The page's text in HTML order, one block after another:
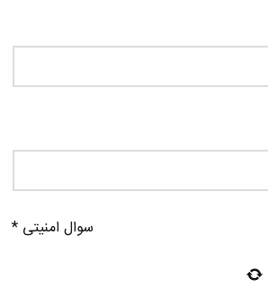
سوال امنیتی *